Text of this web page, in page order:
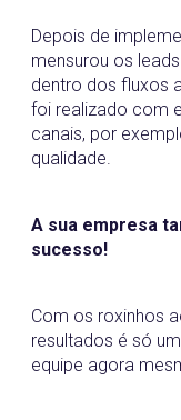
Depois de
mensurou os
dentro dos fluxos
foi realizado com
canais, por
qualidade.
A sua empresa
sucesso!
Com os roxinhos
resultados é só
equipe agora